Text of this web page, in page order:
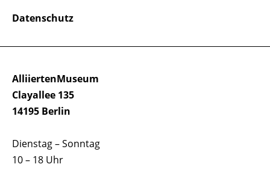
AlliiertenMuseum
Clayallee 135
14195 Berlin
Dienstag – Sonntag
10 – 18 Uhr
Datenschutz